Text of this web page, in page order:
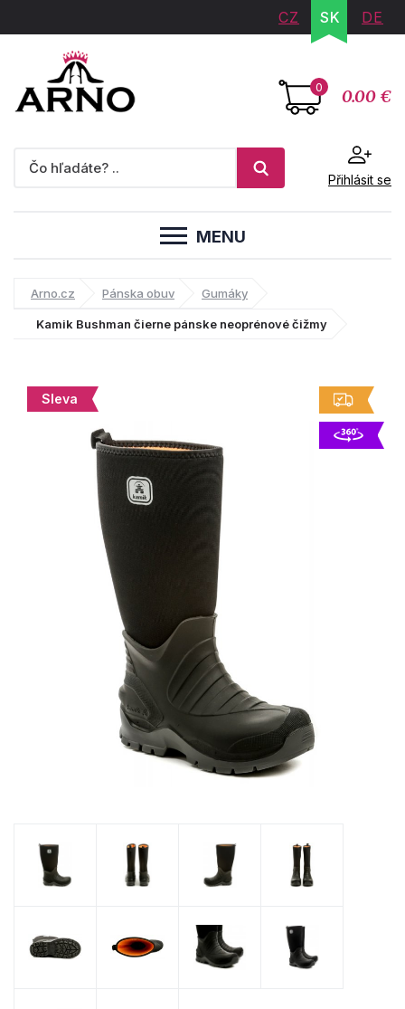
CZ SK DE
0 0.00 €
Přihlásit se
MENU
Arno.cz Pánska obuv Gumáky
Kamik Bushman čierne pánske neoprénové čižmy
Sleva